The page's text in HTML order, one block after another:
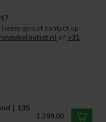
gerust contact op
of +31
| 135
1.399,00